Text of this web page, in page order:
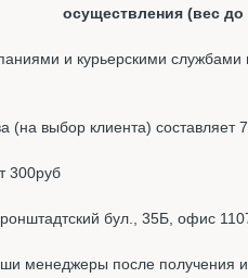
осуществления (вес до
и курьерскими
выбор клиента) составляет
300руб
бул., 35Б, офис
менеджеры после получения